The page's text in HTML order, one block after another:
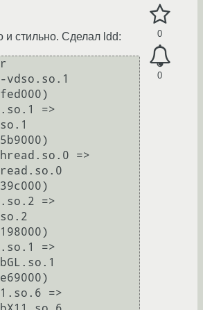
0
0
и стильно. Сделал ldd: